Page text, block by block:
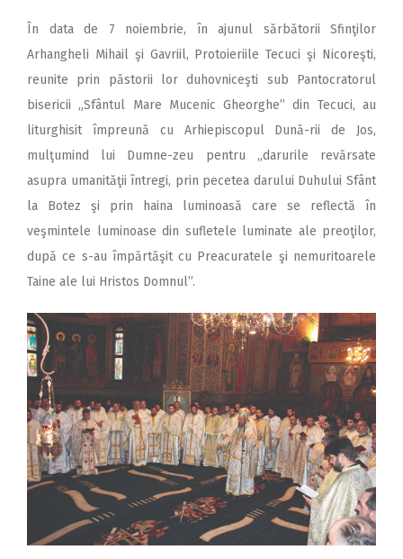
În data de 7 noiembrie, în ajunul sărbătorii Sfinţilor
Arhangheli Mihail şi Gavriil, Protoieriile Tecuci şi Nicoreşti,
reunite prin păstorii lor duhovniceşti sub Pantocratorul
bisericii „Sfântul Mare Mucenic Gheorghe” din Tecuci, au
liturghisit împreună cu Arhiepiscopul Dună-rii de Jos,
mulţumind lui Dumne-zeu pentru „darurile revărsate
asupra umanităţii întregi, prin pecetea darului Duhului Sfânt
la Botez şi prin haina luminoasă care se reflectă în
veşmintele luminoase din sufletele luminate ale preoţilor,
după ce s-au împărtăşit cu Preacuratele şi nemuritoarele
Taine ale lui Hristos Domnul”.